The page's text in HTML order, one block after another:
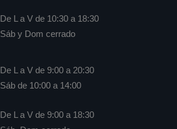
De L a V de 10:30 a 18:30
Sáb y Dom cerrado
De L a V de 9:00 a 20:30
Sáb de 10:00 a 14:00
De L a V de 9:00 a 18:30